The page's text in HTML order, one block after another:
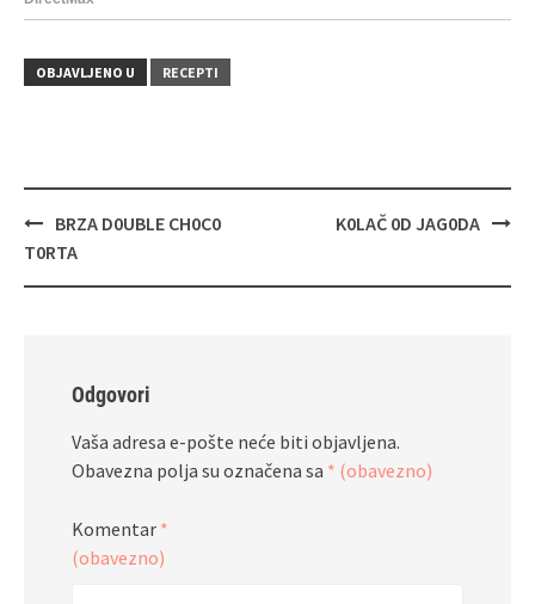
OBJAVLJENO U RECEPTI
Navigacija
objava
BRZA D0UBLE CH0C0
T0RTA
K0LAČ 0D JAG0DA
Odgovori
Vaša adresa e-pošte neće biti objavljena.
Obavezna polja su označena sa * (obavezno)
Komentar *
(obavezno)